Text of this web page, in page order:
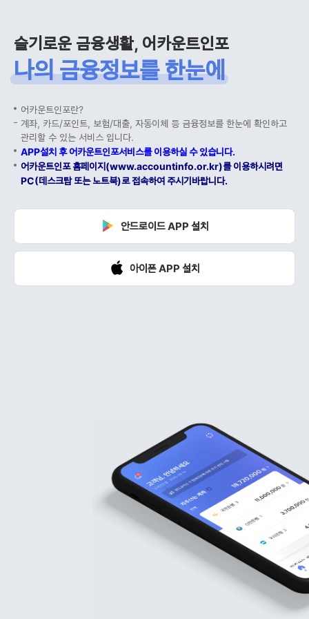
슬기로운 금융생활, 어카운트인포
나의 금융정보를 한눈에
어카운트인포란?
계좌, 카드/포인트, 보험/대출, 자동이체 등 금융정보를 한눈에 확인하고
관리할 수 있는 서비스 입니다.
APP설치 후 어카운트인포서비스를 이용하실 수 있습니다.
어카운트인포 홈페이지(www.accountinfo.or.kr)를 이용하시려면
PC(데스크탑 또는 노트북)로 접속하여 주시기바랍니다.
안드로이드 APP 설치
아이폰 APP 설치